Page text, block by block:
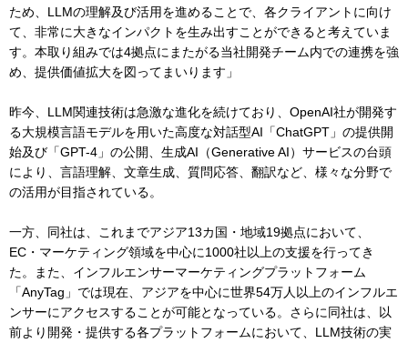
ため、LLMの理解及び活用を進めることで、各クライアントに向け
て、非常に大きなインパクトを生み出すことができると考えていま
す。本取り組みでは4拠点にまたがる当社開発チーム内での連携を強
め、提供価値拡大を図ってまいります」
昨今、LLM関連技術は急激な進化を続けており、OpenAI社が開発す
る大規模言語モデルを用いた高度な対話型AI「ChatGPT」の提供開
始及び「GPT-4」の公開、生成AI（Generative AI）サービスの台頭
により、言語理解、文章生成、質問応答、翻訳など、様々な分野で
の活用が目指されている。
一方、同社は、これまでアジア13カ国・地域19拠点において、
EC・マーケティング領域を中心に1000社以上の支援を行ってき
た。また、インフルエンサーマーケティングプラットフォーム
「AnyTag」では現在、アジアを中心に世界54万人以上のインフルエ
ンサーにアクセスすることが可能となっている。さらに同社は、以
前より開発・提供する各プラットフォームにおいて、LLM技術の実